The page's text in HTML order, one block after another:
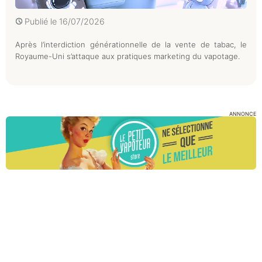
Publié le 16/07/2026
Après l’interdiction générationnelle de la vente de tabac, le
Royaume-Uni s’attaque aux pratiques marketing du vapotage.
ANNONCE